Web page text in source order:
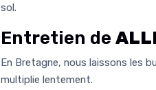
sol.
Entretien de
En Bretagne, nous laissons les
multiplie lentement.